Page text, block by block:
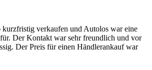
kurzfristig verkaufen und Autolos war eine
Der Kontakt war sehr freundlich und vor
Der Preis für einen Händlerankauf war